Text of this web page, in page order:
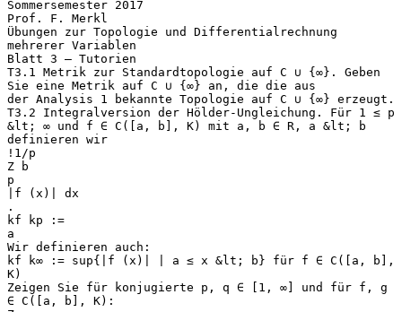
Sommersemester 2017
Prof. F. Merkl
Übungen zur Topologie und Differentialrechnung
mehrerer Variablen
Blatt 3 – Tutorien
T3.1 Metrik zur Standardtopologie auf C ∪ {∞}. Geben
Sie eine Metrik auf C ∪ {∞} an, die die aus
der Analysis 1 bekannte Topologie auf C ∪ {∞} erzeugt.
T3.2 Integralversion der Hölder-Ungleichung. Für 1 ≤ p
&lt; ∞ und f ∈ C([a, b], K) mit a, b ∈ R, a &lt; b
definieren wir
!1/p
Z b
p
|f (x)| dx
.
kf kp :=
a
Wir definieren auch:
kf k∞ := sup{|f (x)| | a ≤ x &lt; b} für f ∈ C([a, b],
K)
Zeigen Sie für konjugierte p, q ∈ [1, ∞] und für f, g
∈ C([a, b], K):